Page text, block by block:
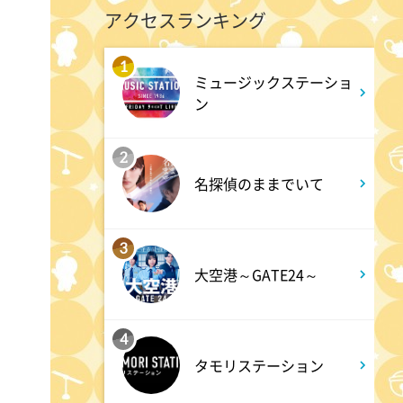
Qさま!! 3時間SP
よる 9:54
報道ステーション
よる
熱闘甲子園 涙は、強さにな
よる
よる
アクセスランキング
1
ミュージックステーショ
ン
2
名探偵のままでいて
3
大空港～GATE24～
4
タモリステーション